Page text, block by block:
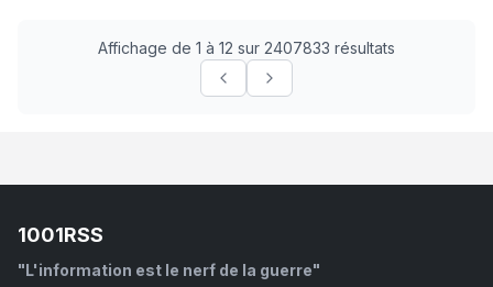
Affichage de 1 à 12 sur 2407833 résultats
1001RSS
"L'information est le nerf de la guerre"